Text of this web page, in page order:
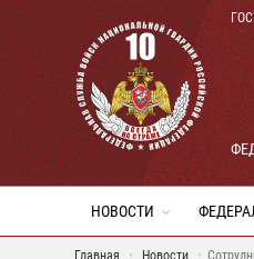
НОВОСТИ
Главная Новости